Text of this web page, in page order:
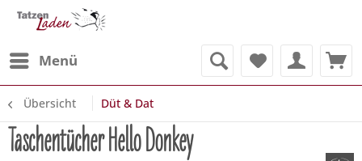
Menü
Übersicht Düt & Dat
Taschentücher Hello Donkey